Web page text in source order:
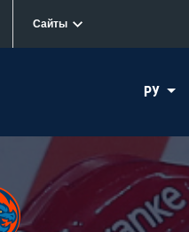
Сайты
РУ